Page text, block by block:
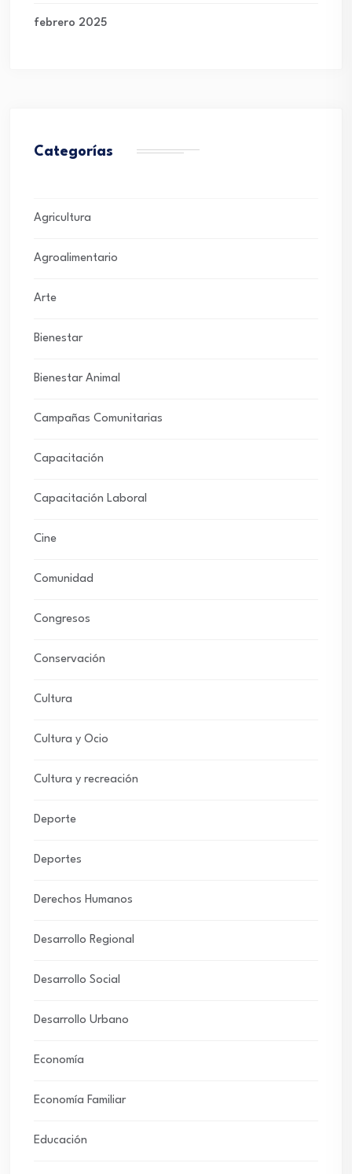
febrero 2025
Categorías
Agricultura
Agroalimentario
Arte
Bienestar
Bienestar Animal
Campañas Comunitarias
Capacitación
Capacitación Laboral
Cine
Comunidad
Congresos
Conservación
Cultura
Cultura y Ocio
Cultura y recreación
Deporte
Deportes
Derechos Humanos
Desarrollo Regional
Desarrollo Social
Desarrollo Urbano
Economía
Economía Familiar
Educación